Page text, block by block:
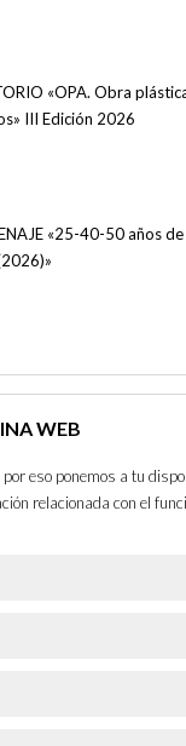
«OPA. Obra
III Edición 2026
«25-40-50 años de
WEB
eso ponemos a tu
relacionada con el